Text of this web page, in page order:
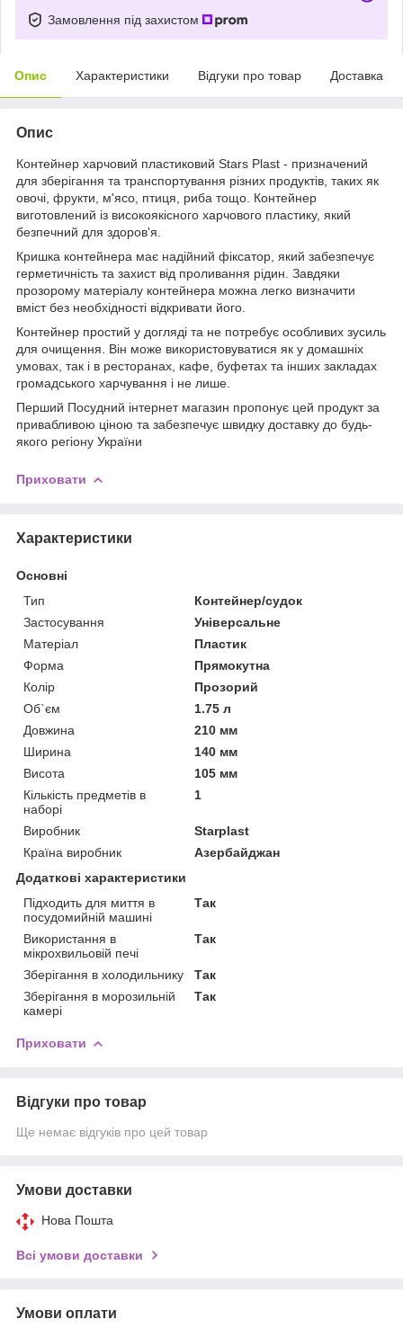
Замовлення під захистом
Опис Характеристики Відгуки про товар Доставка
Опис
Контейнер харчовий пластиковий Stars Plast - призначений
для зберігання та транспортування різних продуктів, таких як
овочі, фрукти, м'ясо, птиця, риба тощо. Контейнер
виготовлений із високоякісного харчового пластику, який
безпечний для здоров'я.
Кришка контейнера має надійний фіксатор, який забезпечує
герметичність та захист від проливання рідин. Завдяки
прозорому матеріалу контейнера можна легко визначити
вміст без необхідності відкривати його.
Контейнер простий у догляді та не потребує особливих зусиль
для очищення. Він може використовуватися як у домашніх
умовах, так і в ресторанах, кафе, буфетах та інших закладах
громадського харчування і не лише.
Перший Посудний інтернет магазин пропонує цей продукт за
привабливою ціною та забезпечує швидку доставку до будь-
якого регіону України
Приховати
Характеристики
Основні
Тип
Контейнер/судок
Застосування
Універсальне
Матеріал
Пластик
Форма
Прямокутна
Колір
Прозорий
Об`єм
1.75 л
Довжина
210 мм
Ширина
140 мм
Висота
105 мм
Кількість предметів в
наборі
1
Виробник
Starplast
Країна виробник
Азербайджан
Додаткові характеристики
Підходить для миття в
посудомийній машині
Так
Використання в
мікрохвильовій печі
Так
Зберігання в холодильнику
Так
Зберігання в морозильній
камері
Так
Приховати
Відгуки про товар
Ще немає відгуків про цей товар
Умови доставки
Нова Пошта
Всі умови доставки
Умови оплати